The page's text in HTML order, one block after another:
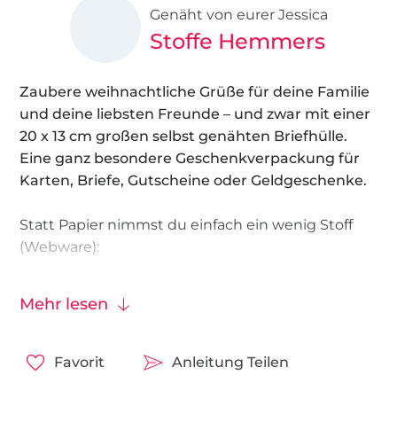
Genäht von eurer Jessica
Stoffe Hemmers
Zaubere weihnachtliche Grüße für deine Familie
und deine liebsten Freunde – und zwar mit einer
20 x 13 cm großen selbst genähten Briefhülle.
Eine ganz besondere Geschenkverpackung für
Karten, Briefe, Gutscheine oder Geldgeschenke.
Statt Papier nimmst du einfach ein wenig Stoff
(Webware):
einen
Canvas Stoff,
Mehr lesen
Favorit Anleitung Teilen